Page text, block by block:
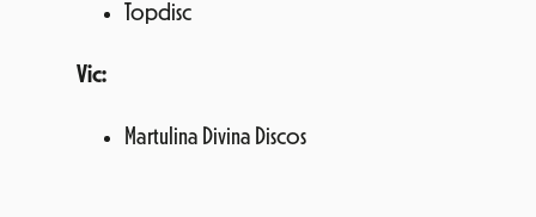
Topdisc
Vic:
Martulina Divina Discos